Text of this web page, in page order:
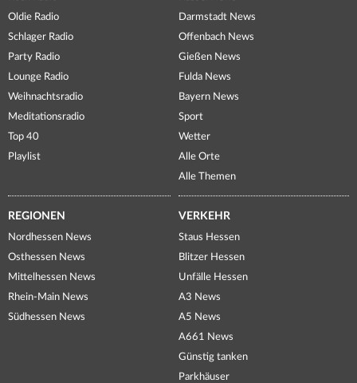
Oldie Radio
Schlager Radio
Party Radio
Lounge Radio
Weihnachtsradio
Meditationsradio
Top 40
Playlist
Darmstadt News
Offenbach News
Gießen News
Fulda News
Bayern News
Sport
Wetter
Alle Orte
Alle Themen
REGIONEN
Nordhessen News
Osthessen News
Mittelhessen News
Rhein-Main News
Südhessen News
VERKEHR
Staus Hessen
Blitzer Hessen
Unfälle Hessen
A3 News
A5 News
A661 News
Günstig tanken
Parkhäuser